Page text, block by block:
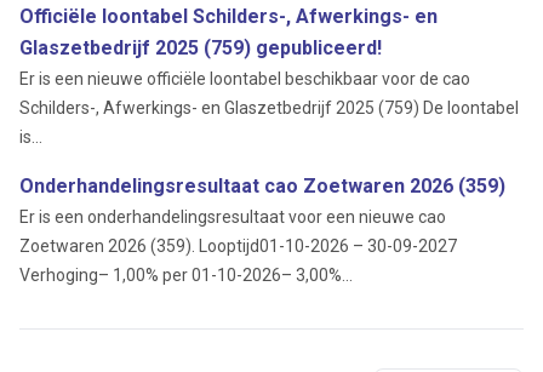
Officiële loontabel Schilders-, Afwerkings- en
Glaszetbedrijf 2025 (759) gepubliceerd!
Er is een nieuwe officiële loontabel beschikbaar voor de cao
Schilders-, Afwerkings- en Glaszetbedrijf 2025 (759) De loontabel
is...
Onderhandelingsresultaat cao Zoetwaren 2026 (359)
Er is een onderhandelingsresultaat voor een nieuwe cao
Zoetwaren 2026 (359). Looptijd01-10-2026 – 30-09-2027
Verhoging– 1,00% per 01-10-2026– 3,00%...